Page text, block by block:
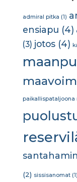
admiral pitka (1)
ensiapu (4)
(3) jotos (4)
paikallispataljoona
(2) sissisanomat (1)